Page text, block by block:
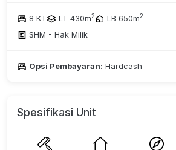
8 KT LT 430m2 LB 650m2
SHM - Hak Milik
Opsi Pembayaran: Hardcash
Spesifikasi Unit